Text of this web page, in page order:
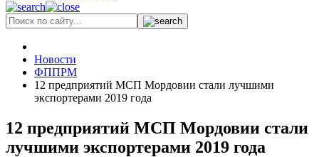
Новости
ФППРМ
12 предприятий МСП Мордовии стали лучшими
экспортерами 2019 года
12 предприятий МСП Мордовии стали
лучшими экспортерами 2019 года